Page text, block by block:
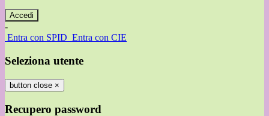
-
Entra con SPID Entra con CIE
Seleziona utente
button close ×
Recupero password